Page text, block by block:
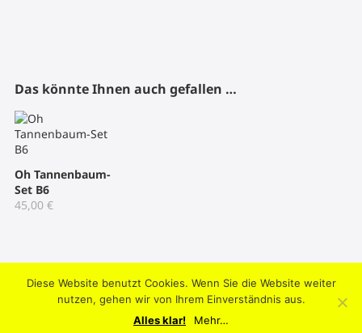
Das könnte Ihnen auch gefallen …
Oh Tannenbaum-
Set B6
45,00 €
2004-2026 © Umtriebpresse . Knooper Weg 42, 24103 Kiel .
Diese Website benutzt Cookies. Wenn Sie die Website weiter
nutzen, gehen wir von Ihrem Einverständnis aus.
Alles klar!
Mehr…